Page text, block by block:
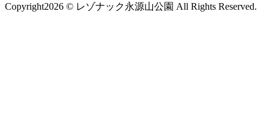
Copyright2026 © レゾナック永源山公園 All Rights Reserved.